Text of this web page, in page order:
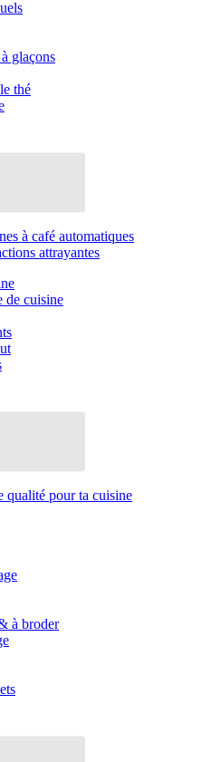
glaçons
thé
à café automatiques
attrayantes
de cuisine
qualité pour ta cuisine
à broder